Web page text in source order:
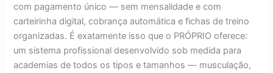
com pagamento único — sem mensalidade e com
carteirinha digital, cobrança automática e fichas de treino
organizadas. É exatamente isso que o PRÓPRIO oferece:
um sistema profissional desenvolvido sob medida para
academias de todos os tipos e tamanhos — musculação,